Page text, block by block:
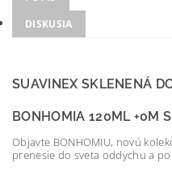
DISKUSIA
SUAVINEX SKLENENÁ
BONHOMIA 120ML +0M
Objavte BONHOMIU, novú
prenesie do sveta oddychu a